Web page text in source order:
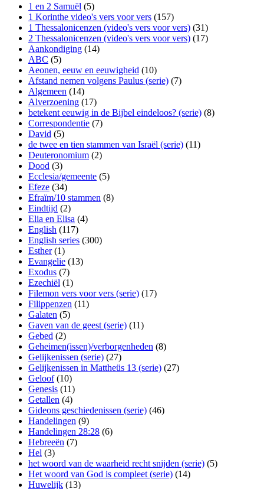
1 en 2 Samuël (5)
1 Korinthe video's vers voor vers (157)
1 Thessalonicenzen (video's vers voor vers) (31)
2 Thessalonicenzen (video's vers voor vers) (17)
Aankondiging (14)
ABC (5)
Aeonen, eeuw en eeuwigheid (10)
Afstand nemen volgens Paulus (serie) (7)
Algemeen (14)
Alverzoening (17)
betekent eeuwig in de Bijbel eindeloos? (serie) (8)
Correspondentie (7)
David (5)
de twee en tien stammen van Israël (serie) (11)
Deuteronomium (2)
Dood (3)
Ecclesia/gemeente (5)
Efeze (34)
Efraïm/10 stammen (8)
Eindtijd (2)
Elia en Elisa (4)
English (117)
English series (300)
Esther(1)
Evangelie (13)
Exodus (7)
Ezechiël (1)
Filemon vers voor vers (serie) (17)
Filippenzen (11)
Galaten (5)
Gaven van de geest (serie) (11)
Gebed (2)
Geheimen(issen)/verborgenheden (8)
Gelijkenissen (serie) (27)
Gelijkenissen in Mattheüs 13 (serie) (27)
Geloof(10)
Genesis (11)
Getallen (4)
Gideons geschiedenissen (serie) (46)
Handelingen (9)
Handelingen 28:28 (6)
Hebreeën (7)
Hel (3)
het woord van de waarheid recht snijden (serie) (5)
Het woord van God is compleet (serie) (14)
Huwelijk (13)